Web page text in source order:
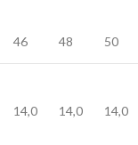
46 48 50
14,0 14,0 14,0